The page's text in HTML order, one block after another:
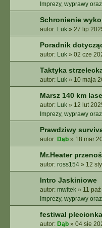
Z
W
Imprezy, wyprawy
Schronienie
autor: Luk » 27 lip
Poradnik
autor: Luk » 02 cze
Taktyka
autor: Luk » 10 maja
Marsz 140 km
autor: Luk » 12 lut
Imprezy, wyprawy
Prawdziwy
autor: Dąb » 18 mar
Mr.Heater
autor: ross154 » 12
Intro Jaskiniowe
autor: mwitek » 11
Imprezy, wyprawy
festiwal
autor: Dąb » 04 sie